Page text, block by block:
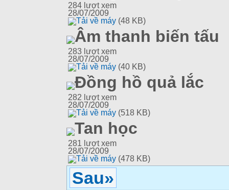
284 lượt xem
28/07/2009
Tải về máy (48 KB)
Âm thanh biến tấu
283 lượt xem
28/07/2009
Tải về máy (40 KB)
Đồng hồ quả lắc
282 lượt xem
28/07/2009
Tải về máy (518 KB)
Tan học
281 lượt xem
28/07/2009
Tải về máy (478 KB)
Sau»